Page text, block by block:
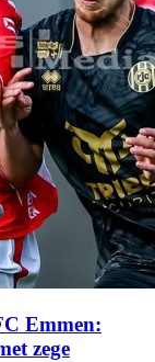
Emmen:
zege